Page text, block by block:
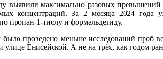
выявили максимально разовых
концентраций. За 2 месяца 2024
пропан-1-тиолу и формальдегиду.
проведено меньше исследований проб
улице Енисейской. А не на трёх, как годом